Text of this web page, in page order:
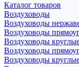
Каталог товаров
Воздуховоды
Воздуховоды
Воздуховоды
Воздуховоды
Воздуховоды
Воздуховоды